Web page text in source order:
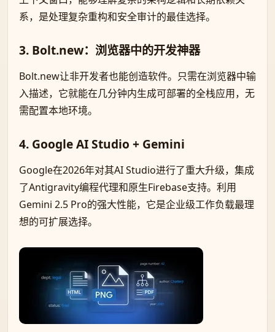
系，是处理复杂重构和安全审计的最佳选择。
3. Bolt.new：浏览器中的开发神器
Bolt.new让非开发者也能创造软件。只需在浏览器中输
入描述，它就能在几分钟内生成可部署的全栈应用，无
需配置本地环境。
4. Google AI Studio + Gemini
Google在2026年对其AI Studio进行了重大升级，集成
了Antigravity编程代理和原生Firebase支持。利用
Gemini 2.5 Pro的强大性能，它是企业级工作负载最理
想的可扩展选择。